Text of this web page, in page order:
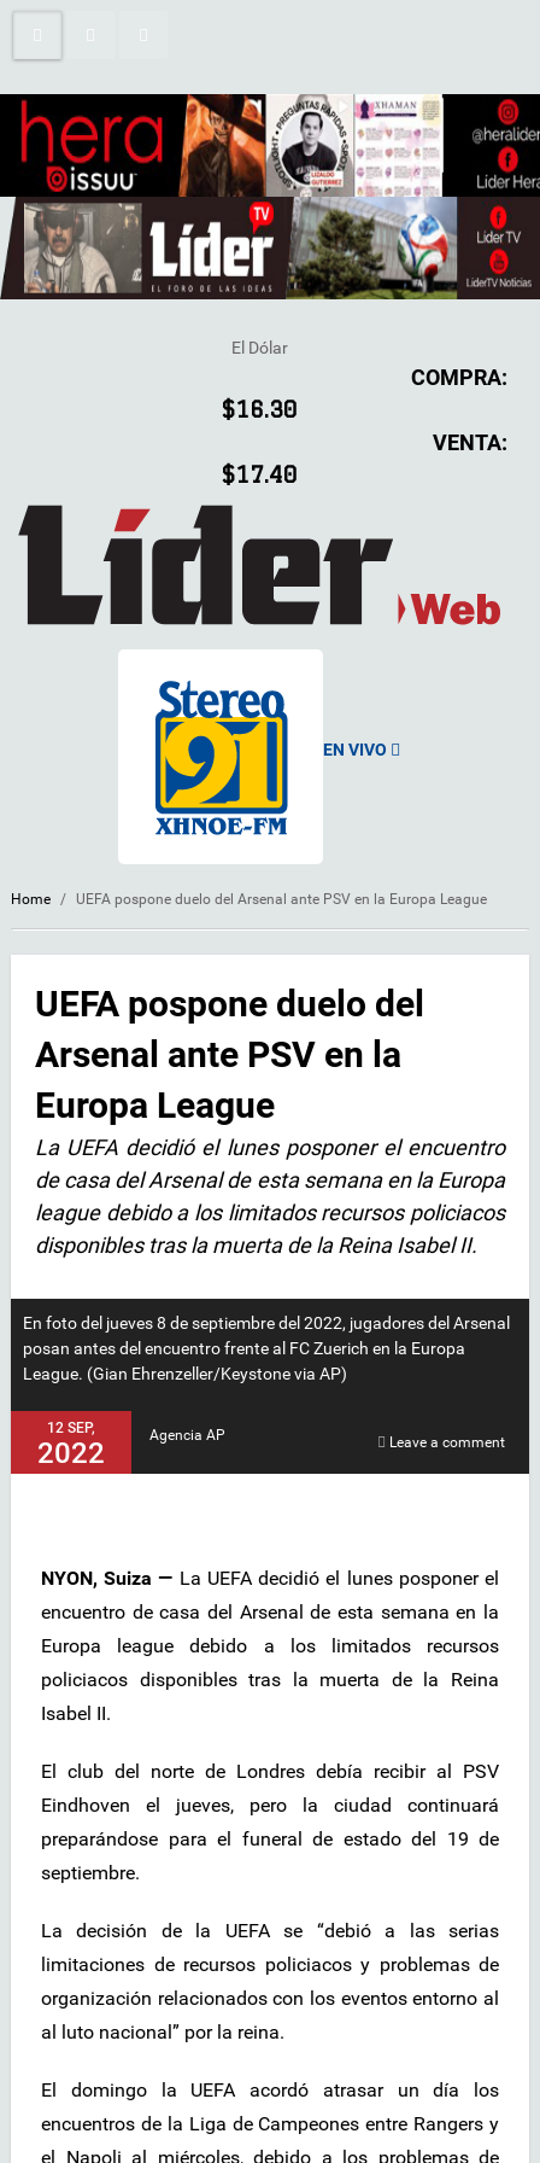
El Dólar
COMPRA:
$16.30
VENTA:
$17.40
EN VIVO
Home / UEFA pospone duelo del Arsenal ante PSV en la Europa League
UEFA pospone duelo del
Arsenal ante PSV en la
Europa League
La UEFA decidió el lunes posponer el encuentro
de casa del Arsenal de esta semana en la Europa
league debido a los limitados recursos policiacos
disponibles tras la muerta de la Reina Isabel II.
En foto del jueves 8 de septiembre del 2022, jugadores del Arsenal
posan antes del encuentro frente al FC Zuerich en la Europa
League. (Gian Ehrenzeller/Keystone via AP)
12 SEP,
2022
Agencia AP Leave a comment
NYON, Suiza — La UEFA decidió el lunes posponer el
encuentro de casa del Arsenal de esta semana en la
Europa league debido a los limitados recursos
policiacos disponibles tras la muerta de la Reina
Isabel II.
El club del norte de Londres debía recibir al PSV
Eindhoven el jueves, pero la ciudad continuará
preparándose para el funeral de estado del 19 de
septiembre.
La decisión de la UEFA se “debió a las serias
limitaciones de recursos policiacos y problemas de
organización relacionados con los eventos entorno al
al luto nacional” por la reina.
El domingo la UEFA acordó atrasar un día los
encuentros de la Liga de Campeones entre Rangers y
el Napoli al miércoles, debido a los problemas de